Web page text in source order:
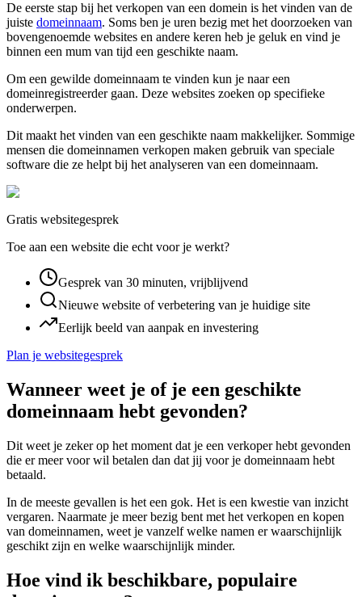
De eerste stap bij het verkopen van een domein is het vinden van de
juiste domeinnaam. Soms ben je uren bezig met het doorzoeken van
bovengenoemde websites en andere keren heb je geluk en vind je
binnen een mum van tijd een geschikte naam.
Om een gewilde domeinnaam te vinden kun je naar een
domeinregistreerder gaan. Deze websites zoeken op specifieke
onderwerpen.
Dit maakt het vinden van een geschikte naam makkelijker. Sommige
mensen die domeinnamen verkopen maken gebruik van speciale
software die ze helpt bij het analyseren van een domeinnaam.
Gratis websitegesprek
Toe aan een website die echt voor je werkt?
Gesprek van 30 minuten, vrijblijvend
Nieuwe website of verbetering van je huidige site
Eerlijk beeld van aanpak en investering
Plan je websitegesprek
Wanneer weet je of je een geschikte
domeinnaam hebt gevonden?
Dit weet je zeker op het moment dat je een verkoper hebt gevonden
die er meer voor wil betalen dan dat jij voor je domeinnaam hebt
betaald.
In de meeste gevallen is het een gok. Het is een kwestie van inzicht
vergaren. Naarmate je meer bezig bent met het verkopen en kopen
van domeinnamen, weet je vanzelf welke namen er waarschijnlijk
geschikt zijn en welke waarschijnlijk minder.
Hoe vind ik beschikbare, populaire